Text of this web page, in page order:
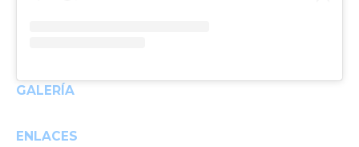
GALERÍA
ENLACES